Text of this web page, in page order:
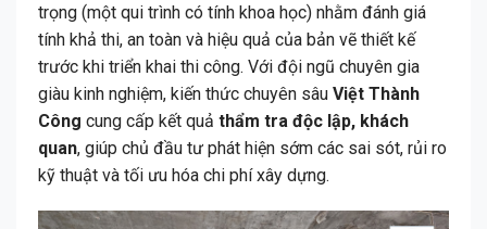
trọng (một qui trình có tính khoa học) nhằm đánh giá
tính khả thi, an toàn và hiệu quả của bản vẽ thiết kế
trước khi triển khai thi công. Với đội ngũ chuyên gia
giàu kinh nghiệm, kiến thức chuyên sâu Việt Thành
Công cung cấp kết quả thẩm tra độc lập, khách
quan, giúp chủ đầu tư phát hiện sớm các sai sót, rủi ro
kỹ thuật và tối ưu hóa chi phí xây dựng.